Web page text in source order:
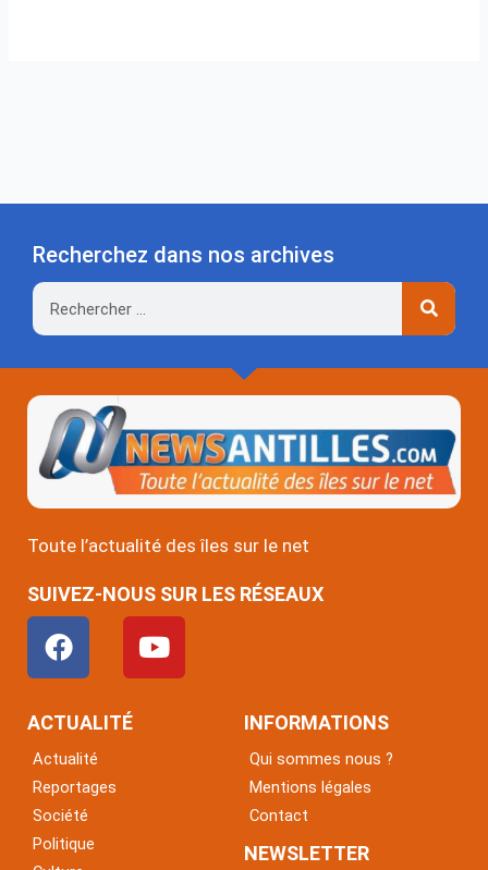
Recherchez dans nos archives
Rechercher
Toute l’actualité des îles sur le net
SUIVEZ-NOUS SUR LES RÉSEAUX
F
a
c
e
o
o
k
Y
o
u
ACTUALITÉ
Actualité
Reportages
Société
Politique
INFORMATIONS
Qui sommes nous ?
Mentions légales
Contact
NEWSLETTER